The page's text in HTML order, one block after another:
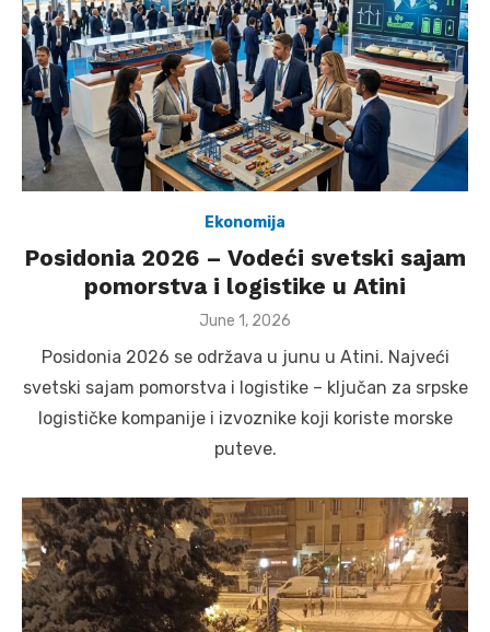
Ekonomija
Posidonia 2026 – Vodeći svetski sajam
pomorstva i logistike u Atini
Posted
June 1, 2026
Posidonia 2026 se održava u junu u Atini. Najveći
svetski sajam pomorstva i logistike – ključan za srpske
logističke kompanije i izvoznike koji koriste morske
puteve.